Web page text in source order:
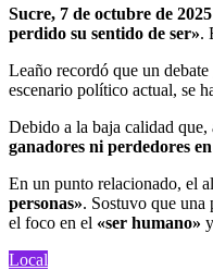
Sucre, 7 de octubre de
perdido su sentido de ser».
Leaño recordó que un
escenario político actual, se
Debido a la baja calidad que,
ganadores ni perdedores
En un punto relacionado, el
personas». Sostuvo que una
el foco en el «ser humano»
Local